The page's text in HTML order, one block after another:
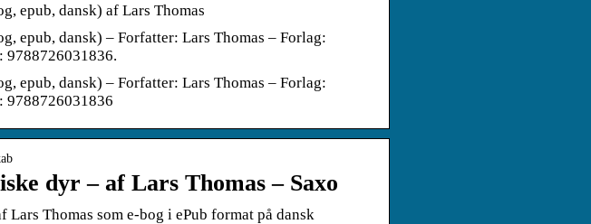
epub, dansk) af Lars Thomas
epub, dansk) – Forfatter: Lars Thomas – Forlag:
epub, dansk) – Forfatter: Lars Thomas – Forlag:
9788726031836
dyr – af Lars Thomas – Saxo
Thomas som e-bog i ePub format på dansk